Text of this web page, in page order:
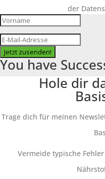
der
Jetzt zusenden!
You have
Hole dir
Trage dich für meinen
Vermeide typische